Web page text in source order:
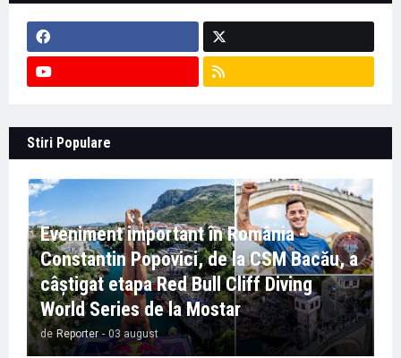
Stiri Populare
Eveniment important în România -
Constantin Popovici, de la CSM Bacău, a
câștigat etapa Red Bull Cliff Diving
World Series de la Mostar
de Reporter - 03 august